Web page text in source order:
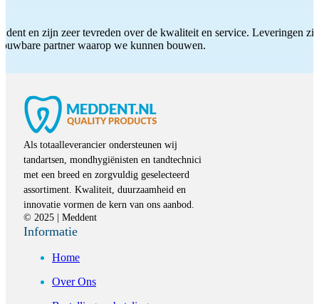
en zijn zeer tevreden over de kwaliteit en service. Leveringen
partner waarop we kunnen bouwen.
Als totaalleverancier ondersteunen wij
tandartsen, mondhygiënisten en tandtechnici
met een breed en zorgvuldig geselecteerd
assortiment. Kwaliteit, duurzaamheid en
innovatie vormen de kern van ons aanbod.
© 2025 | Meddent
Informatie
Home
Over Ons